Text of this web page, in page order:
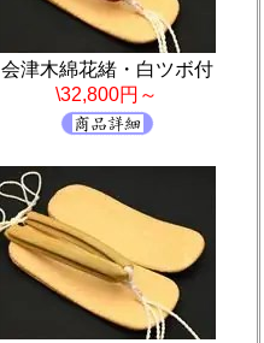
会津木綿花緒・白ツボ付
\32,800円～